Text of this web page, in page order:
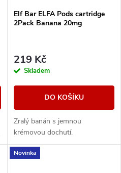
Elf Bar ELFA Pods cartridge
2Pack Banana 20mg
219 Kč
Skladem
DO KOŠÍKU
Zralý banán s jemnou
krémovou dochutí.
Novinka